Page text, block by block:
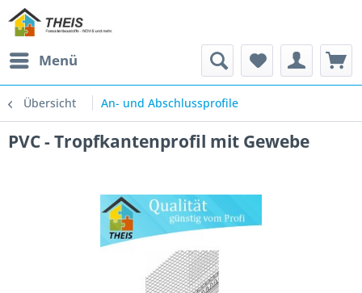
Menü
Übersicht An- und Abschlussprofile
PVC - Tropfkantenprofil mit Gewebe